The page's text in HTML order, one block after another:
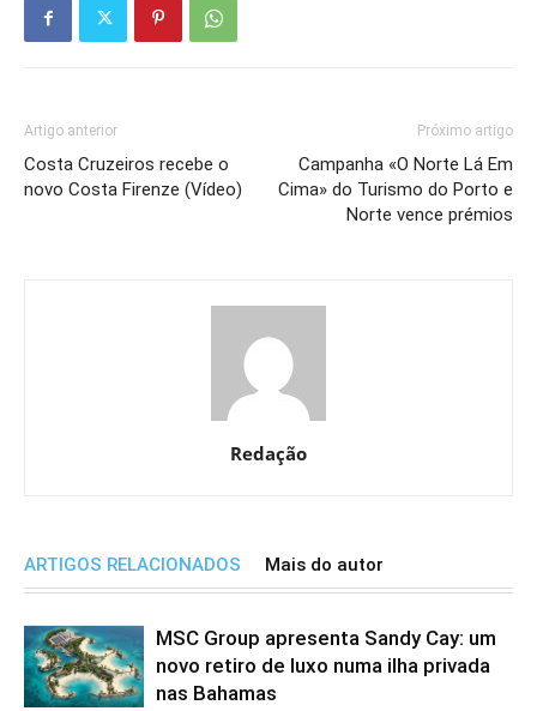
Artigo anterior
Costa Cruzeiros recebe o
novo Costa Firenze (Vídeo)
Próximo artigo
Campanha «O Norte Lá Em
Cima» do Turismo do Porto e
Norte vence prémios
Redação
ARTIGOS RELACIONADOS Mais do autor
MSC Group apresenta Sandy Cay: um
novo retiro de luxo numa ilha privada
nas Bahamas